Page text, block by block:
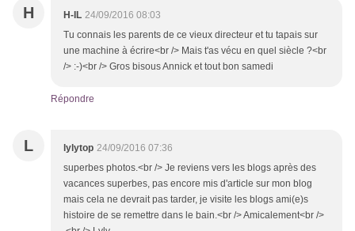
H H-IL 24/09/2016 08:03
Tu connais les parents de ce vieux directeur et tu tapais sur
une machine à écrire<br /> Mais t'as vécu en quel siècle ?<br
/> :-)<br /> Gros bisous Annick et tout bon samedi
Répondre
L lylytop 24/09/2016 07:36
superbes photos.<br /> Je reviens vers les blogs après des
vacances superbes, pas encore mis d'article sur mon blog
mais cela ne devrait pas tarder, je visite les blogs ami(e)s
histoire de se remettre dans le bain.<br /> Amicalement<br />